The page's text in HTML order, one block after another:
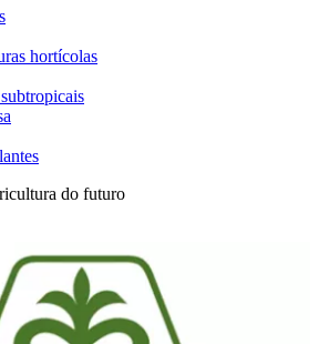
hortícolas
do futuro